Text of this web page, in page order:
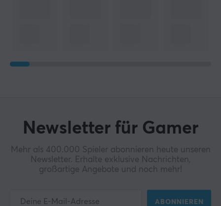
Newsletter für Gamer
Mehr als 400.000 Spieler abonnieren heute unseren
Newsletter. Erhalte exklusive Nachrichten,
großartige Angebote und noch mehr!
ABONNIEREN